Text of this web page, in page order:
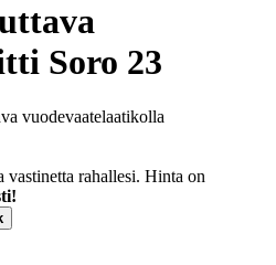
Soro 23
vuodevaatelaatikolla
rahallesi. Hinta on